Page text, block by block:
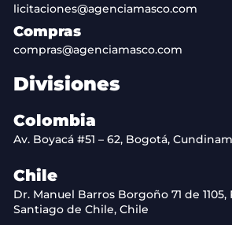
licitaciones@agenciamasco.com
Compras
compras@agenciamasco.com
Divisiones
Colombia
Av. Boyacá #51 – 62, Bogotá,
Chile
Dr. Manuel Barros Borgoño 71 de
Santiago de Chile, Chile